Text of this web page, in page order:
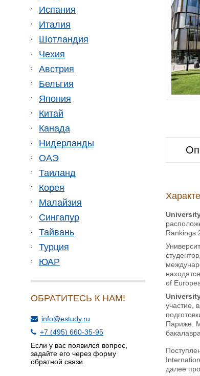
Испания
Италия
Шотландия
Чехия
Австрия
Бельгия
Япония
Китай
Канада
Нидерланды
ОАЭ
Таиланд
Корея
Малайзия
Сингапур
Тайвань
Турция
ЮАР
ОБРАТИТЕСЬ К НАМ!
info@estudy.ru
+7 (495) 660-35-95
Если у вас появился вопрос,
задайте его через форму
обратной связи.
Rankings
of
участие,
Париже.
далее